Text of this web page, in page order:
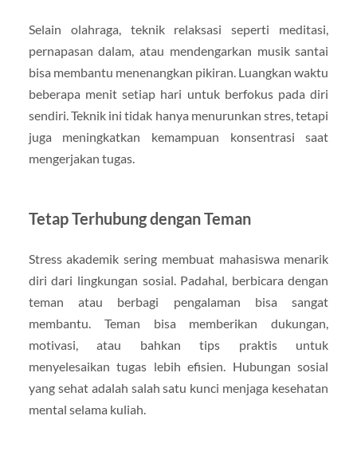
Selain olahraga, teknik relaksasi seperti meditasi,
pernapasan dalam, atau mendengarkan musik santai
bisa membantu menenangkan pikiran. Luangkan waktu
beberapa menit setiap hari untuk berfokus pada diri
sendiri. Teknik ini tidak hanya menurunkan stres, tetapi
juga meningkatkan kemampuan konsentrasi saat
mengerjakan tugas.
Tetap Terhubung dengan Teman
Stress akademik sering membuat mahasiswa menarik
diri dari lingkungan sosial. Padahal, berbicara dengan
teman atau berbagi pengalaman bisa sangat
membantu. Teman bisa memberikan dukungan,
motivasi, atau bahkan tips praktis untuk
menyelesaikan tugas lebih efisien. Hubungan sosial
yang sehat adalah salah satu kunci menjaga kesehatan
mental selama kuliah.